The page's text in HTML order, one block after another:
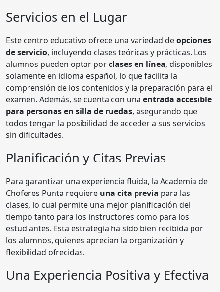
Servicios en el Lugar
Este centro educativo ofrece una variedad deopciones
de servicio, incluyendo clases teóricas y prácticas. Los
alumnos pueden optar porclases en línea, disponibles
solamente en idioma español, lo que facilita la
comprensión de los contenidos y la preparación para el
examen. Además, se cuenta con una entrada accesible
para personas en silla de ruedas, asegurando que
todos tengan la posibilidad de acceder a sus servicios
sin dificultades.
Planificación y Citas Previas
Para garantizar una experiencia fluida, la Academia de
Choferes Punta requiere una cita previa para las
clases, lo cual permite una mejor planificación del
tiempo tanto para los instructores como para los
estudiantes. Esta estrategia ha sido bien recibida por
los alumnos, quienes aprecian la organización y
flexibilidad ofrecidas.
Una Experiencia Positiva y Efectiva